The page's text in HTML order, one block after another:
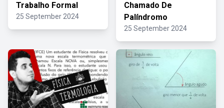
Trabalho Formal
25 September 2024
Chamado De
Palíndromo
25 September 2024